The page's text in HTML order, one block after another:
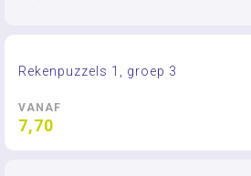
Rekenpuzzels 1, groep 3
VANAF
7,70